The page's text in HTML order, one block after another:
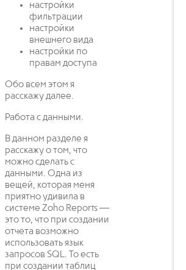
настройки
фильтрации
настройки
внешнего вида
настройки по
правам доступа
Обо всем этом я
расскажу далее.
Работа с данными.
В данном разделе я
расскажу о том, что
можно сделать с
данными. Одна из
вещей, которая меня
приятно удивила в
системе Zoho Reports —
это то, что при создании
отчета возможно
использовать язык
запросов SQL. То есть
при создании таблиц